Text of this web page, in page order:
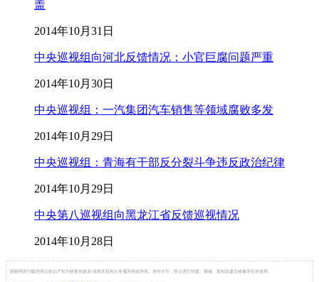
盖
2014年10月31日
中央巡视组向河北反馈情况：小官巨腐问题严重
2014年10月30日
中央巡视组：一汽集团汽车销售等领域腐败多发
2014年10月29日
中央巡视组：青海有干部反分裂斗争违反政治纪律
2014年10月29日
中央第八巡视组向黑龙江省反馈巡视情况
2014年10月28日
财新网所刊载内容之知识产权为财新传媒及/或相关权利人专属所有或持有。未经许可，禁止进行转载、摘编、复制及建立镜像等任何使用。